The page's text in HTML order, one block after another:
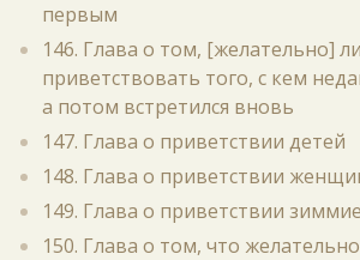
первым
146. Глава о том, [желательно]
приветствовать того, с кем
а потом встретился вновь
147. Глава о приветствии детей
148. Глава о приветствии
149. Глава о приветствии
150. Глава о том, что